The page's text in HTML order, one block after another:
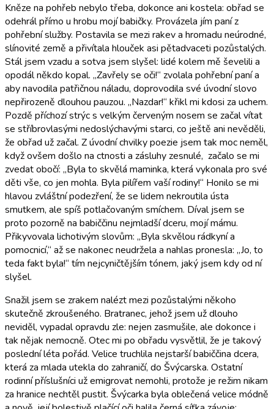
Kněze na pohřeb nebylo třeba, dokonce ani kostela: obřad se
odehrál přímo u hrobu mojí babičky. Provázela jím paní z
pohřební služby. Postavila se mezi rakev a hromadu neúrodné,
slínovité země a přivítala hlouček asi pětadvaceti pozůstalých.
Stál jsem vzadu a sotva jsem slyšel: lidé kolem mě ševelili a
opodál někdo kopal. „Zavřely se oči!“ zvolala pohřební paní a
aby navodila patřičnou náladu, doprovodila své úvodní slovo
nepřirozeně dlouhou pauzou. „Nazdar!“ křikl mi kdosi za uchem.
Pozdě příchozí strýc s velkým červeným nosem se začal vítat
se stříbrovlasými nedoslýchavými starci, co ještě ani nevěděli,
že obřad už začal. Z úvodní chvilky poezie jsem tak moc neměl,
když ovšem došlo na ctnosti a zásluhy zesnulé, začalo se mi
zvedat obočí: „Byla to skvělá maminka, která vykonala pro své
děti vše, co jen mohla. Byla pilířem vaší rodiny!“ Honilo se mi
hlavou zvláštní podezření, že se lidem nekroutila ústa
smutkem, ale spíš potlačovaným smíchem. Díval jsem se
proto pozorně na babiččinu nejmladší dceru, mojí mámu.
Přikyvovala lichotivým slovům: „Byla skvělou rádkyní a
pomocnicí,“ až se nakonec neudržela a nahlas pronesla: „Jo, to
teda fakt byla!“ tím nejcyničtějším tónem, jaký jsem kdy od ní
slyšel.
Snažil jsem se zrakem nalézt mezi pozůstalými někoho
skutečně zkroušeného. Bratranec, jehož jsem už dlouho
neviděl, vypadal opravdu zle: nejen zasmušile, ale dokonce i
tak nějak nemocně. Otec mi po obřadu vysvětlil, že je takový
poslední léta pořád. Velice truchlila nejstarší babiččina dcera,
která za mlada utekla do zahraničí, do Švýcarska. Ostatní
rodinní příslušníci už emigrovat nemohli, protože je režim nikam
za hranice nechtěl pustit. Švýcarka byla oblečená velice módně